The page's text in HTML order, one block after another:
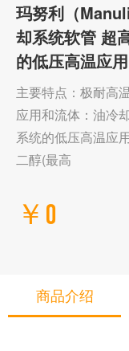
玛努利（
却系统软管 超
的低压高温应
主要特点：极耐高
应用和流体：油冷
系统的低压高温应
二醇(最高
￥0
商品介绍